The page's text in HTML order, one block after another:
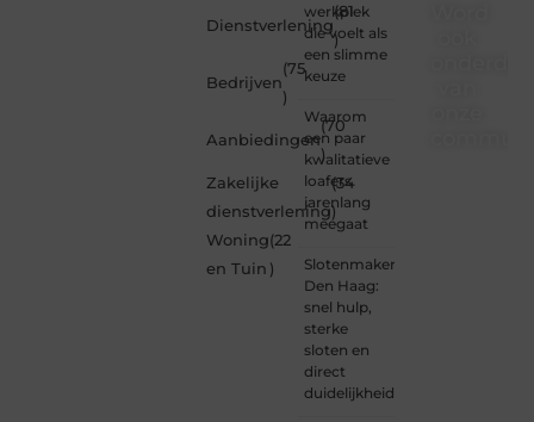
Dienstverlening
(81
)
Bedrijven
(75
)
Aanbiedingen
(70
)
Zakelijke
dienstverlening
(34
)
Woning
en Tuin
(22
)
werkplek
die voelt als
een slimme
keuze
Waarom
een paar
kwalitatieve
loafers
jarenlang
meegaat
Slotenmaker
Den Haag:
snel hulp,
sterke
sloten en
direct
duidelijkheid